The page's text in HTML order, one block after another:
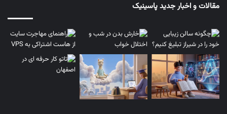
مقالات و اخبار جدید پاسینیک